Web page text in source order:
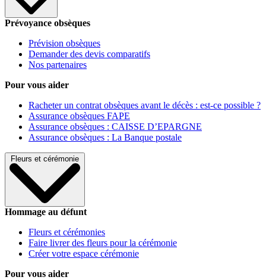
Prévoyance obsèques
Prévision obsèques
Demander des devis comparatifs
Nos partenaires
Pour vous aider
Racheter un contrat obsèques avant le décès : est-ce possible ?
Assurance obsèques FAPE
Assurance obsèques : CAISSE D’EPARGNE
Assurance obsèques : La Banque postale
Fleurs et cérémonie
Hommage au défunt
Fleurs et cérémonies
Faire livrer des fleurs pour la cérémonie
Créer votre espace cérémonie
Pour vous aider